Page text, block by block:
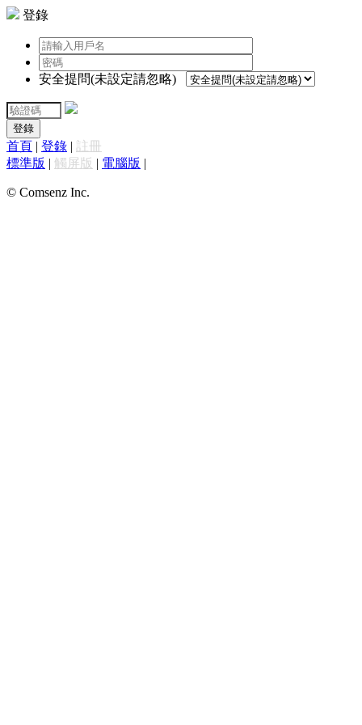
登錄
安全提問(未設定請忽略)
登錄
首頁 | 登錄 | 註冊
標準版 | 觸屏版 | 電腦版 |
© Comsenz Inc.